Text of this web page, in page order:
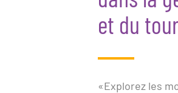
et du
«Explorez les